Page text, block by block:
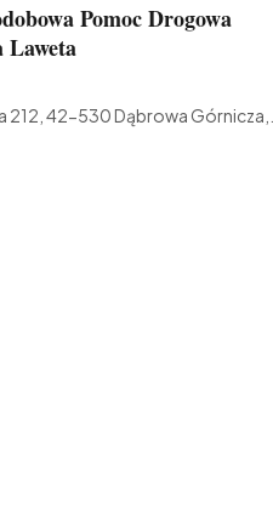
Pomoc Drogowa
Laweta
212, 42-530 Dąbrowa Górnicza,